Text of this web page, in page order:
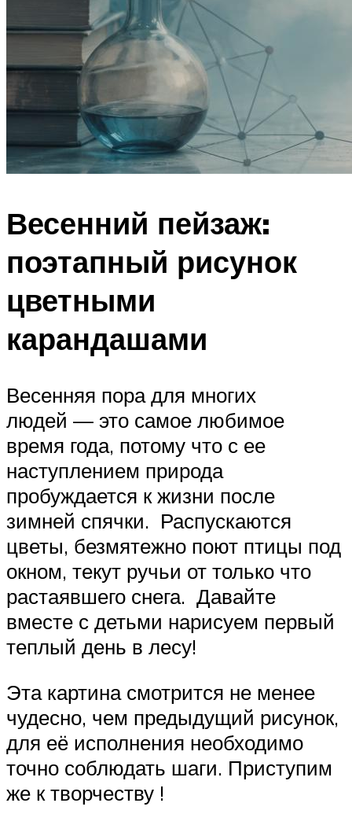
Весенний пейзаж:
поэтапный рисунок
цветными
карандашами
Весенняя пора для многих
людей — это самое любимое
время года, потому что с ее
наступлением природа
пробуждается к жизни после
зимней спячки. Распускаются
цветы, безмятежно поют птицы под
окном, текут ручьи от только что
растаявшего снега. Давайте
вместе с детьми нарисуем первый
теплый день в лесу!
Эта картина смотрится не менее
чудесно, чем предыдущий рисунок,
для её исполнения необходимо
точно соблюдать шаги. Приступим
же к творчеству !